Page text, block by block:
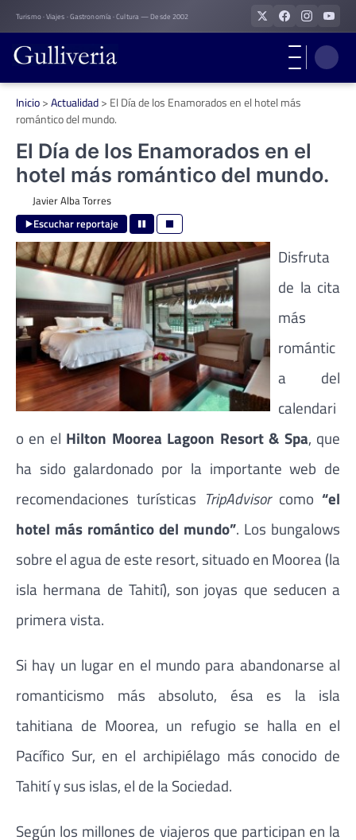
Skip
to
content
Turismo · Viajes · Gastronomía · Cultura — Desde 2002
Inicio>Actualidad> El Día de los Enamorados en el hotel más
romántico del mundo.
El Día de los Enamorados en el
hotel más romántico del mundo.
Javier Alba Torres
Escuchar reportaje
Disfruta
de la cita
más
romántic
a del
calendari
o en el Hilton Moorea Lagoon Resort & Spa, que
ha sido galardonado por la importante web de
recomendaciones turísticas TripAdvisor como “el
hotel más romántico del mundo”. Los bungalows
sobre el agua de este resort, situado en Moorea (la
isla hermana de Tahití), son joyas que seducen a
primera vista.
Si hay un lugar en el mundo para abandonarse al
romanticismo más absoluto, ésa es la isla
tahitiana de Moorea, un refugio se halla en el
Pacífico Sur, en el archipiélago más conocido de
Tahití y sus islas, el de la Sociedad.
Según los millones de viajeros que participan en la